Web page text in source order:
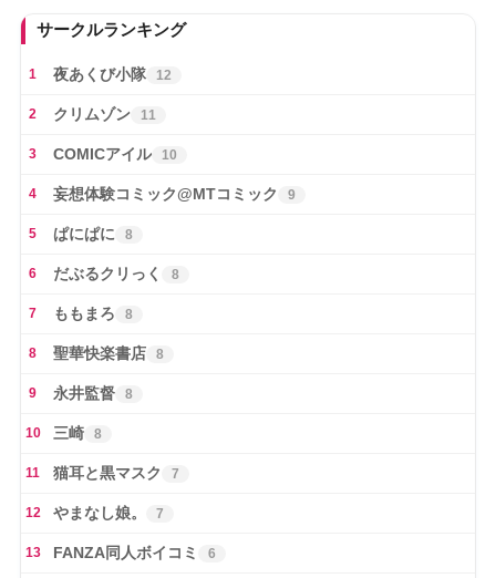
サークルランキング
1 夜あくび小隊 12
2 クリムゾン 11
3 COMICアイル 10
4 妄想体験コミック@MTコミック 9
5 ぱにぱに 8
6 だぶるクリっく 8
7 ももまろ 8
8 聖華快楽書店 8
9 永井監督 8
10 三崎 8
11 猫耳と黒マスク 7
12 やまなし娘。 7
13 FANZA同人ボイコミ 6